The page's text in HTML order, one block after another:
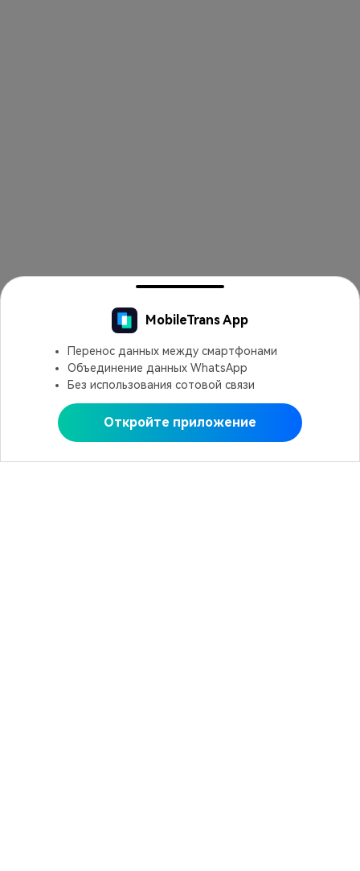
Открыть в MobileTrans
MobileTrans App
Перенос данных между смартфонами
Объединение данных WhatsApp
Без использования сотовой связи
Откройте приложение